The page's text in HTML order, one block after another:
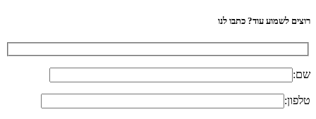
רוצים לשמוע עוד? כתבו לנו
שם:
טלפון: